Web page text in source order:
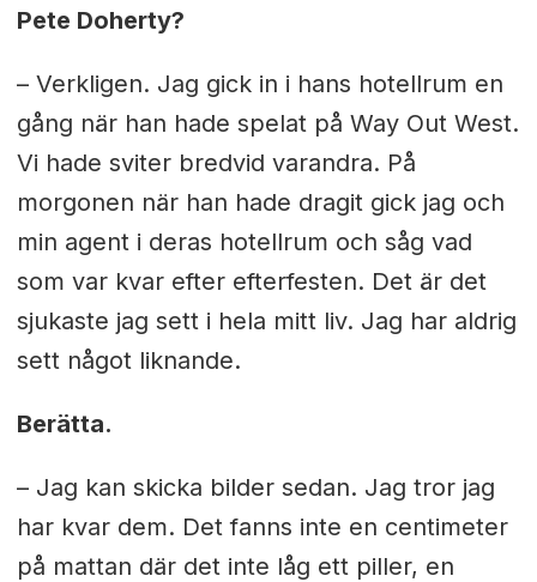
Pete Doherty?
– Verkligen. Jag gick in i hans hotellrum en
gång när han hade spelat på Way Out West.
Vi hade sviter bredvid varandra. På
morgonen när han hade dragit gick jag och
min agent i deras hotellrum och såg vad
som var kvar efter efterfesten. Det är det
sjukaste jag sett i hela mitt liv. Jag har aldrig
sett något liknande.
Berätta.
– Jag kan skicka bilder sedan. Jag tror jag
har kvar dem. Det fanns inte en centimeter
på mattan där det inte låg ett piller, en